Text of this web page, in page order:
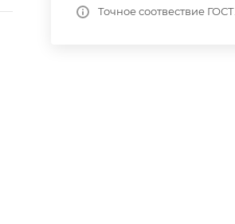
Точное соотвествие ГОСТ.